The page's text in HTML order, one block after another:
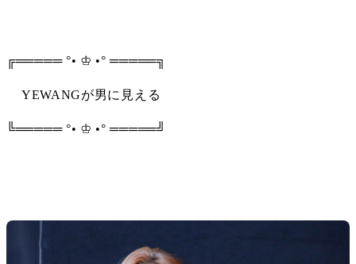
╔═════ °• ♔ •° ═════╗
    YEWANGが男に見える
╚═════ °• ♔ •° ═════╝